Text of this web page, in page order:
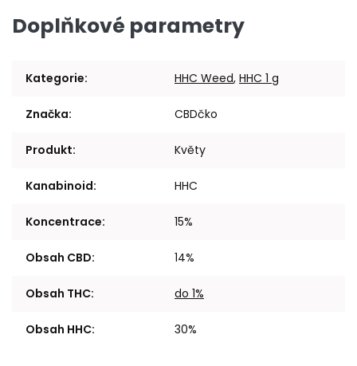
Doplňkové parametry
Kategorie: HHC Weed, HHC 1 g
Značka: CBDčko
Produkt: Květy
Kanabinoid: HHC
Koncentrace: 15%
Obsah CBD: 14%
Obsah THC: do 1%
Obsah HHC: 30%